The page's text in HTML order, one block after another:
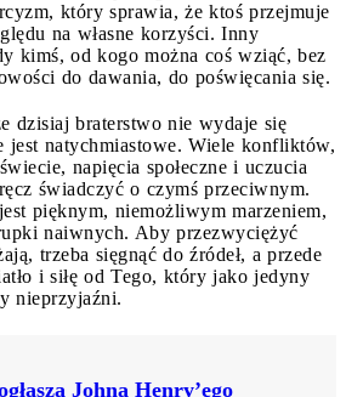
który sprawia, że ktoś przejmuje
na własne korzyści. Inny
kimś, od kogo można coś wziąć, bez
do dawania, do poświęcania się.
dzisiaj braterstwo nie wydaje się
jest natychmiastowe. Wiele konfliktów,
napięcia społeczne i uczucia
świadczyć o czymś przeciwnym.
pięknym, niemożliwym marzeniem,
naiwnych. Aby przezwyciężyć
trzeba sięgnąć do źródeł, a przede
i siłę od Tego, który jako jedyny
nieprzyjaźni.
Johna Henry’ego